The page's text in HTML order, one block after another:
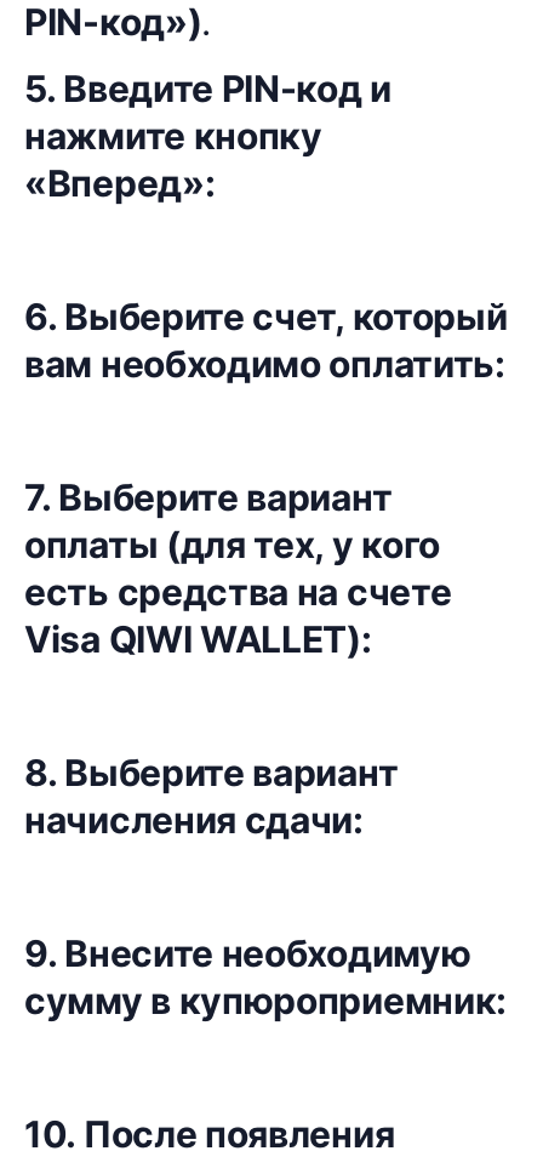
PIN-код»).
5. Введите PIN-код и
нажмите кнопку
«Вперед»:
6. Выберите счет, который
вам необходимо оплатить:
7. Выберите вариант
оплаты (для тех, у кого
есть средства на счете
Visa QIWI WALLET):
8. Выберите вариант
начисления сдачи:
9. Внесите необходимую
сумму в купюроприемник:
10. После появления